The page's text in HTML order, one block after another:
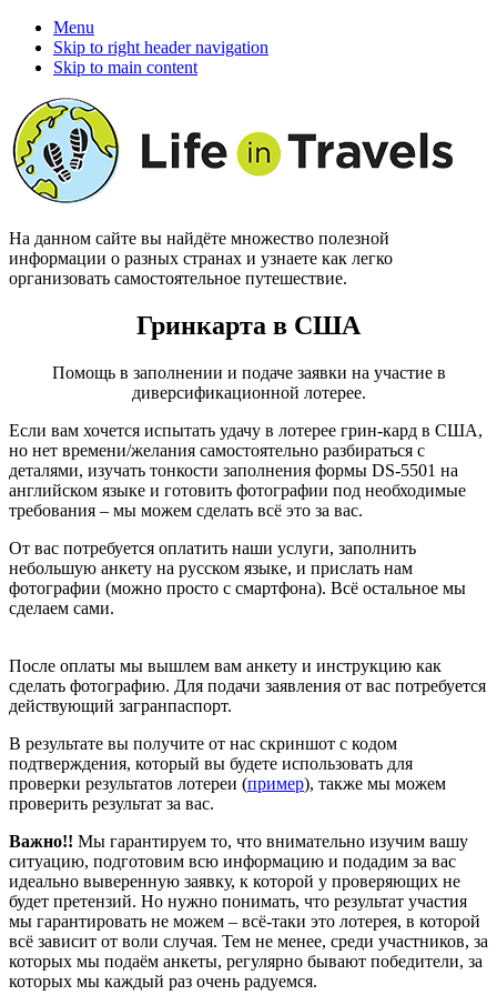
Menu
Skip to right header navigation
Skip to main content
На данном сайте вы найдёте множество полезной
информации о разных странах и узнаете как легко
организовать самостоятельное путешествие.
Гринкарта в США
Помощь в заполнении и подаче заявки на участие в
диверсификационной лотерее.
Если вам хочется испытать удачу в лотерее грин-кард в США,
но нет времени/желания самостоятельно разбираться с
деталями, изучать тонкости заполнения формы DS-5501 на
английском языке и готовить фотографии под необходимые
требования – мы можем сделать всё это за вас.
От вас потребуется оплатить наши услуги, заполнить
небольшую анкету на русском языке, и прислать нам
фотографии (можно просто с смартфона). Всё остальное мы
сделаем сами.
После оплаты мы вышлем вам анкету и инструкцию как
сделать фотографию. Для подачи заявления от вас потребуется
действующий загранпаспорт.
В результате вы получите от нас скриншот с кодом
подтверждения, который вы будете использовать для
проверки результатов лотереи (пример), также мы можем
проверить результат за вас.
Важно!! Мы гарантируем то, что внимательно изучим вашу
ситуацию, подготовим всю информацию и подадим за вас
идеально выверенную заявку, к которой у проверяющих не
будет претензий. Но нужно понимать, что результат участия
мы гарантировать не можем – всё-таки это лотерея, в которой
всё зависит от воли случая. Тем не менее, среди участников, за
которых мы подаём анкеты, регулярно бывают победители, за
которых мы каждый раз очень радуемся.